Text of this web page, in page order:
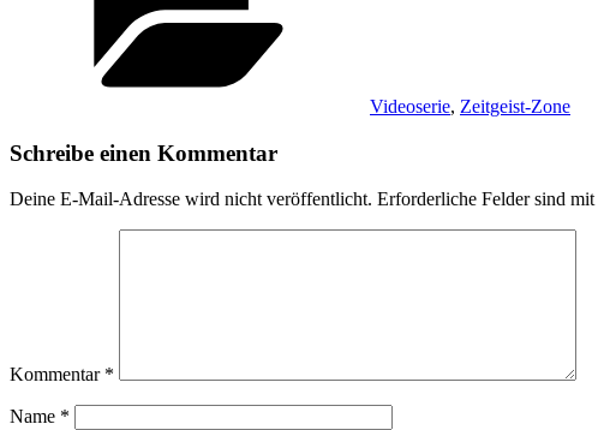
Videoserie, Zeitgeist-Zone
Schreibe einen Kommentar
Deine E-Mail-Adresse wird nicht veröffentlicht. Erforderliche Felder sind mit
Kommentar *
Name *